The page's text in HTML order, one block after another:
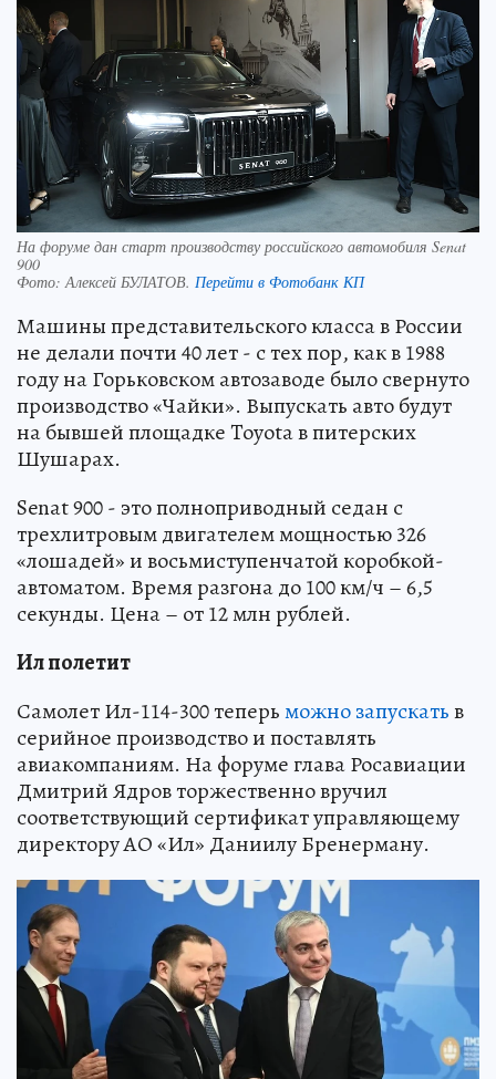
На форуме дан старт производству российского автомобиля Senat
900
Фото:Алексей БУЛАТОВ. Перейти в Фотобанк КП
Машины представительского класса в России
не делали почти 40 лет - с тех пор, как в 1988
году на Горьковском автозаводе было свернуто
производство «Чайки». Выпускать авто будут
на бывшей площадке Toyota в питерских
Шушарах.
Senat 900 - это полноприводный седан с
трехлитровым двигателем мощностью 326
«лошадей» и восьмиступенчатой коробкой-
автоматом. Время разгона до 100 км/ч – 6,5
секунды. Цена – от 12 млн рублей.
Ил полетит
Самолет Ил-114-300 теперьможно запускатьв
серийное производство и поставлять
авиакомпаниям. На форуме глава Росавиации
Дмитрий Ядров торжественно вручил
соответствующий сертификат управляющему
директору АО «Ил» Даниилу Бренерману.